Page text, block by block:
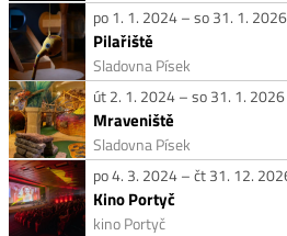
po 1. 1. 2024 – so 31. 1. 2026
Pilařiště
Sladovna Písek
út 2. 1. 2024 – so 31. 1. 2026
Mraveniště
Sladovna Písek
po 4. 3. 2024 – čt 31. 12.
Kino Portyč
kino Portyč